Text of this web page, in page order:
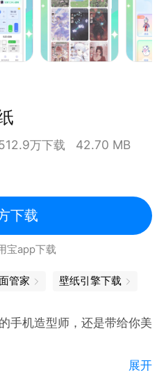
热门网络短视频应有尽有，
。
的视频桌面玩法，手机桌面
松一键，就能把自己喜欢的
专属动态壁纸。
视频，设置自己专属的个性
、唯美治愈系风景壁纸、个
、卡通动漫壁纸、游戏动态
万下载 42.70 MB
下载
宝app下载
管家 壁纸引擎下载
手机造型师，还是带给你美
展开